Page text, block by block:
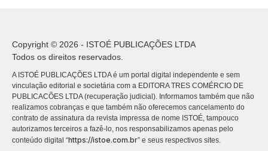
Copyright © 2026 - ISTOÉ PUBLICAÇÕES LTDA
Todos os direitos reservados.
A ISTOÉ PUBLICAÇÕES LTDA é um portal digital independente e sem
vinculação editorial e societária com a EDITORA TRES COMÉRCIO DE
PUBLICACÕES LTDA (recuperação judicial). Informamos também que não
realizamos cobranças e que também não oferecemos cancelamento do
contrato de assinatura da revista impressa de nome ISTOÉ, tampouco
autorizamos terceiros a fazê-lo, nos responsabilizamos apenas pelo
conteúdo digital “https://istoe.com.br” e seus respectivos sites.